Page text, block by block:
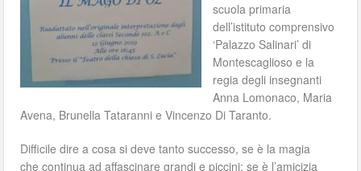
scuola primaria
dell’istituto comprensivo
‘Palazzo Salinari’ di
Montescaglioso e la
regia degli insegnanti
Anna Lomonaco, Maria
Avena, Brunella Tataranni e Vincenzo Di Taranto.
Difficile dire a cosa si deve tanto successo, se è la magia
che continua ad affascinare grandi e piccini; se è l’amicizia